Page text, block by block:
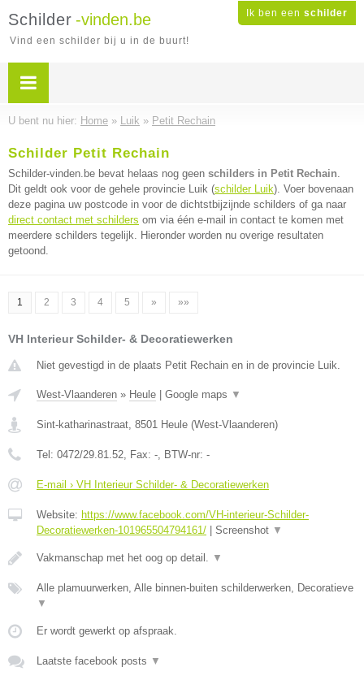
Ik ben een schilder
Schilder -vinden.be
Vind een schilder bij u in de buurt!
U bent nu hier: Home » Luik » Petit Rechain
Schilder Petit Rechain
Schilder-vinden.be bevat helaas nog geen schilders in Petit Rechain.
Dit geldt ook voor de gehele provincie Luik (schilder Luik). Voer bovenaan
deze pagina uw postcode in voor de dichtstbijzijnde schilders of ga naar
direct contact met schilders om via één e-mail in contact te komen met
meerdere schilders tegelijk. Hieronder worden nu overige resultaten
getoond.
1 2 3 4 5 » »»
VH Interieur Schilder- & Decoratiewerken
Niet gevestigd in de plaats Petit Rechain en in de provincie Luik.
West-Vlaanderen » Heule Google maps ▼
Sint-katharinastraat, 8501 Heule (West-Vlaanderen)
Tel: 0472/29.81.52, Fax: -, BTW-nr: -
E-mail › VH Interieur Schilder- & Decoratiewerken
Website: https://www.facebook.com/VH-interieur-Schilder-
Decoratiewerken-101965504794161/
Screenshot ▼
Vakmanschap met het oog op detail. ▼
Alle plamuurwerken, Alle binnen-buiten schilderwerken, Decoratieve
▼
Er wordt gewerkt op afspraak.
Laatste facebook posts ▼